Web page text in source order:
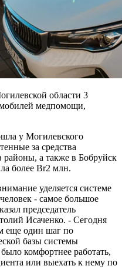
области 3
медпомощи,
у Могилевского
за средства
районы, а также в Бобруйск
более Br2 млн.
уделяется системе
- самое большое
председатель
Исаченко. - Сегодня
еще один шаг по
базы системы
комфортнее работать,
или выехать к нему по